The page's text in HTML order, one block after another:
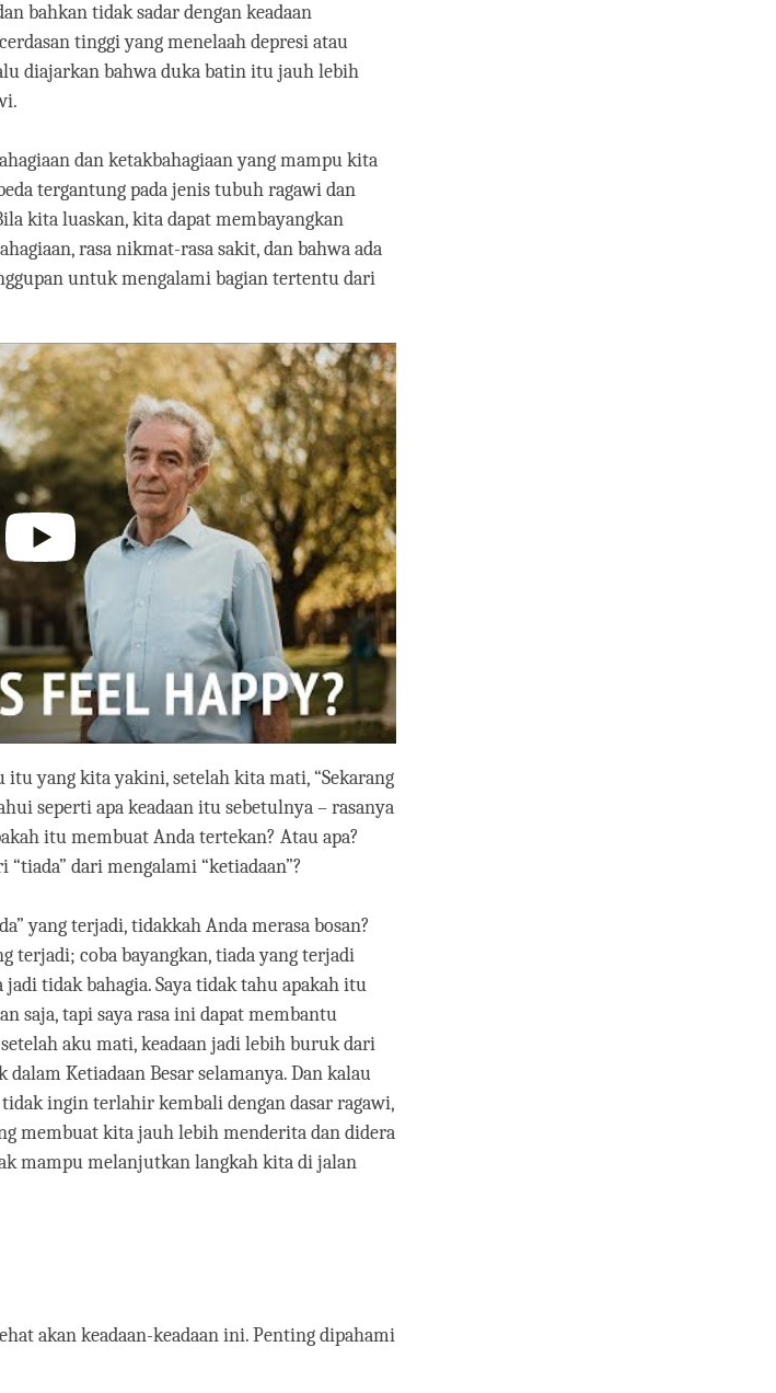
bahkan tidak sadar dengan keadaan
tinggi yang menelaah depresi atau
diajarkan bahwa duka batin itu jauh lebih
dan ketakbahagiaan yang mampu kita
tergantung pada jenis tubuh ragawi dan
kita luaskan, kita dapat membayangkan
rasa nikmat-rasa sakit, dan bahwa ada
untuk mengalami bagian tertentu dari
yang kita yakini, setelah kita mati, “Sekarang
seperti apa keadaan itu sebetulnya – rasanya
itu membuat Anda tertekan? Atau apa?
dari mengalami “ketiadaan”?
yang terjadi, tidakkah Anda merasa bosan?
terjadi; coba bayangkan, tiada yang terjadi
jadi tidak bahagia. Saya tidak tahu apakah itu
saja, tapi saya rasa ini dapat membantu
aku mati, keadaan jadi lebih buruk dari
Ketiadaan Besar selamanya. Dan kalau
ingin terlahir kembali dengan dasar ragawi,
membuat kita jauh lebih menderita dan didera
mampu melanjutkan langkah kita di jalan
akan keadaan-keadaan ini. Penting dipahami